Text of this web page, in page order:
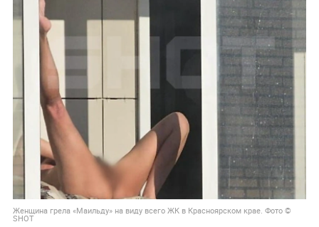
Женщина грела «Маильду» на виду всего ЖК в Красноярском крае. Фото ©
SHOT